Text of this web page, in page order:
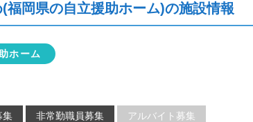
福岡県の自立援助ホーム)の施設情報
ホーム
集 非常勤職員募集 アルバイト募集